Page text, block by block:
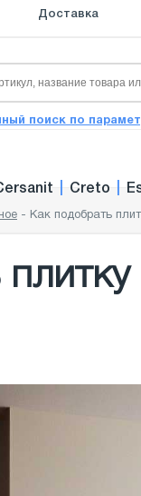
Доставка
поиск по
Creto
- Как подобрать